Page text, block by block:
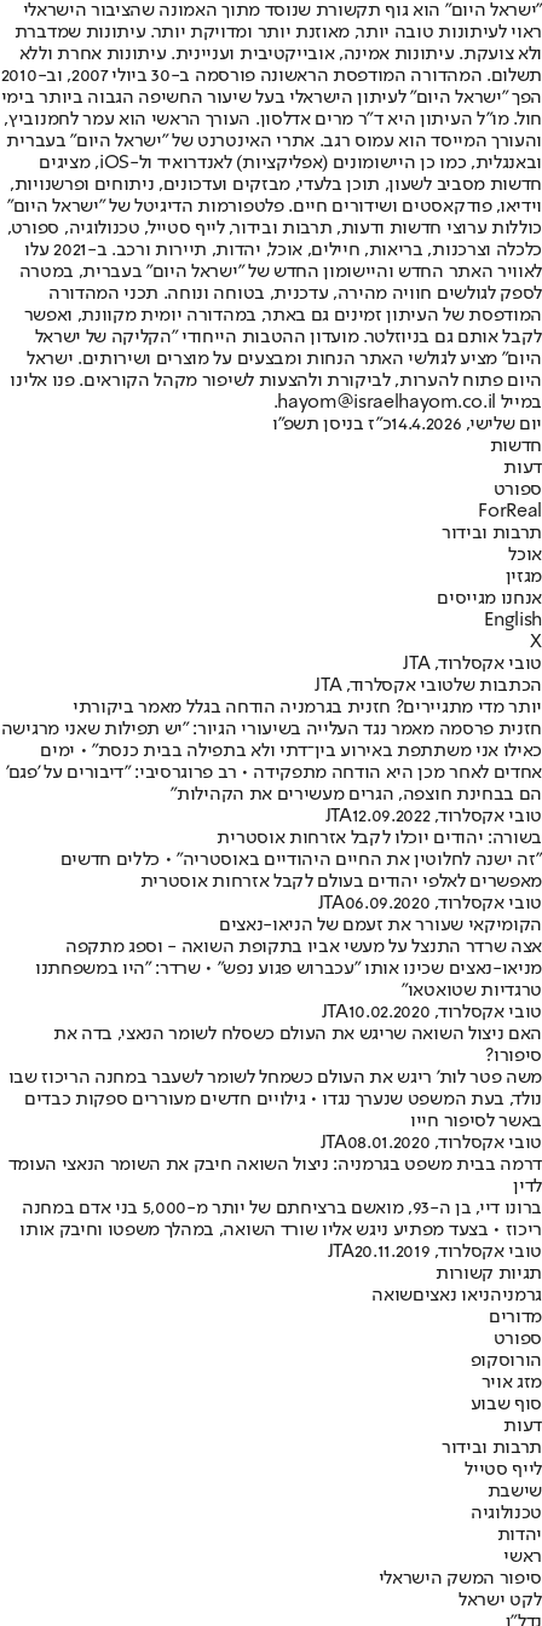
"ישראל היום" הוא גוף תקשורת שנוסד מתוך האמונה שהציבור הישראלי
ראוי לעיתונות טובה יותר, מאוזנת יותר ומדויקת יותר. עיתונות שמדברת
ולא צועקת. עיתונות אמינה, אובייקטיבית ועניינית. עיתונות אחרת וללא
תשלום. המהדורה המודפסת הראשונה פורסמה ב-30 ביולי 2007, וב-2010
הפך "ישראל היום" לעיתון הישראלי בעל שיעור החשיפה הגבוה ביותר בימי
חול. מו"ל העיתון היא ד"ר מרים אדלסון. העורך הראשי הוא עמר לחמנוביץ,
והעורך המייסד הוא עמוס רגב. אתרי האינטרנט של "ישראל היום" בעברית
ובאנגלית, כמו כן היישומונים (אפליקציות) לאנדרואיד ול-iOS, מציגים
חדשות מסביב לשעון, תוכן בלעדי, מבזקים ועדכונים, ניתוחים ופרשנויות,
וידיאו, פודקאסטים ושידורים חיים. פלטפורמות הדיגיטל של "ישראל היום"
כוללות ערוצי חדשות ודעות, תרבות ובידור, לייף סטייל, טכנולוגיה, ספורט,
כלכלה וצרכנות, בריאות, חיילים, אוכל, יהדות, תיירות ורכב. ב-2021 עלו
לאוויר האתר החדש והיישומון החדש של "ישראל היום" בעברית, במטרה
לספק לגולשים חוויה מהירה, עדכנית, בטוחה ונוחה. תכני המהדורה
המודפסת של העיתון זמינים גם באתר, במהדורה יומית מקוונת, ואפשר
לקבל אותם גם בניוזלטר. מועדון ההטבות הייחודי "הקליקה של ישראל
היום" מציע לגולשי האתר הנחות ומבצעים על מוצרים ושירותים. ישראל
היום פתוח להערות, לביקורת ולהצעות לשיפור מקהל הקוראים. פנו אלינו
במייל hayom@israelhayom.co.il.
יום שלישי, 14.4.2026
כ"ז בניסן תשפ"ו
חדשות
דעות
ספורט
ForReal
תרבות ובידור
אוכל
מגזין
אנחנו מגייסים
English
X
טובי אקסלרוד, JTA
הכתבות שלטובי אקסלרוד, JTA
יותר מדי מתגיירים? חזנית בגרמניה הודחה בגלל מאמר ביקורתי
חזנית פרסמה מאמר נגד העלייה בשיעורי הגיור: "יש תפילות שאני מרגישה
כאילו אני משתתפת באירוע בין־דתי ולא בתפילה בבית כנסת" • ימים
אחדים לאחר מכן היא הודחה מתפקידה • רב פרוגרסיבי: "דיבורים על 'פגם'
הם בבחינת חוצפה, הגרים מעשירים את הקהילות"
טובי אקסלרוד, JTA12.09.2022
בשורה: יהודים יוכלו לקבל אזרחות אוסטרית
"זה ישנה לחלוטין את החיים היהודיים באוסטריה" • כללים חדשים
מאפשרים לאלפי יהודים בעולם לקבל אזרחות אוסטרית
טובי אקסלרוד, JTA 06.09.2020
הקומיקאי שעורר את זעמם של הניאו-נאצים
אצה שרדר התנצל על מעשי אביו בתקופת השואה - וספג מתקפה
מניאו-נאצים שכינו אותו "עכברוש פגוע נפש" • שרדר: "היו במשפחתנו
טרגדיות שטואטאו"
טובי אקסלרוד, JTA 10.02.2020
האם ניצול השואה שריגש את העולם כשסלח לשומר הנאצי, בדה את
סיפורו?
משה פטר לות' ריגש את העולם כשמחל לשומר לשעבר במחנה הריכוז שבו
נולד, בעת המשפט שנערך נגדו • גילויים חדשים מעוררים ספקות כבדים
באשר לסיפור חייו
טובי אקסלרוד, JTA 08.01.2020
דרמה בבית משפט בגרמניה: ניצול השואה חיבק את השומר הנאצי העומד
לדין
ברונו דיי, בן ה-93, מואשם ברציחתם של יותר מ-5,000 בני אדם במחנה
ריכוז • בצעד מפתיע ניגש אליו שורד השואה, במהלך משפטו וחיבק אותו
טובי אקסלרוד, JTA 20.11.2019
תגיות קשורות
גרמניהניאו נאציםשואה
מדורים
ספורט
הורוסקופ
מזג אויר
סוף שבוע
דעות
תרבות ובידור
לייף סטייל
שישבת
טכנולוגיה
יהדות
ראשי
סיפור המשק הישראלי
לקט ישראל